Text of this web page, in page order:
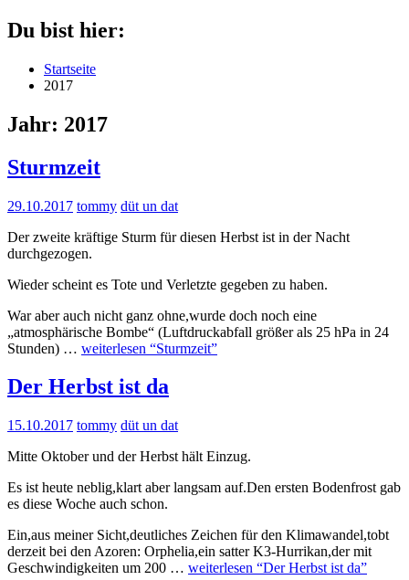
Du bist hier:
Startseite
2017
Jahr: 2017
Sturmzeit
29.10.2017 tommy düt un dat
Der zweite kräftige Sturm für diesen Herbst ist in der Nacht
durchgezogen.
Wieder scheint es Tote und Verletzte gegeben zu haben.
War aber auch nicht ganz ohne,wurde doch noch eine
„atmosphärische Bombe“ (Luftdruckabfall größer als 25 hPa in 24
Stunden) … weiterlesen “Sturmzeit”
Der Herbst ist da
15.10.2017 tommy düt un dat
Mitte Oktober und der Herbst hält Einzug.
Es ist heute neblig,klart aber langsam auf.Den ersten Bodenfrost gab
es diese Woche auch schon.
Ein,aus meiner Sicht,deutliches Zeichen für den Klimawandel,tobt
derzeit bei den Azoren: Orphelia,ein satter K3-Hurrikan,der mit
Geschwindigkeiten um 200 … weiterlesen “Der Herbst ist da”